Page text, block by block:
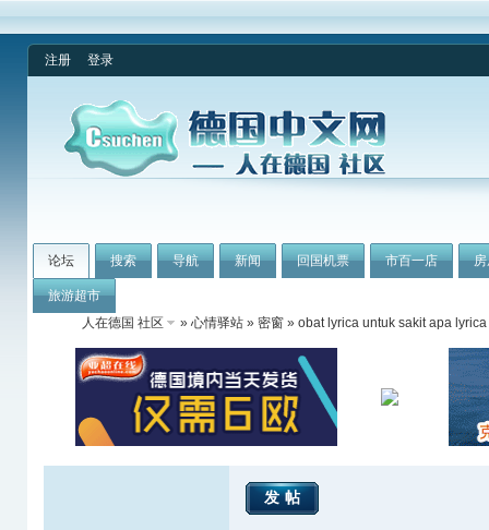
注册 登录
论坛 搜索 导航 新闻 回国机票 市百一店
旅游超市
人在德国 社区
» 心情驿站 » 密窗 » obat lyrica untuk sakit apa
发帖